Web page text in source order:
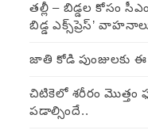
తల్లీ – బిడ్డల కోసం
బిడ్డ ఎక్స్‌ప్రెస్’
జాతి కోడి పుంజులకు
చిటికెలో శరీరం మొత్తం
పడాల్సిందే..